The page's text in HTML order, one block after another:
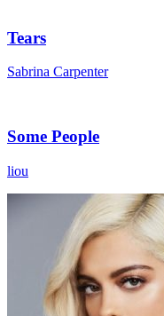
Tears
Sabrina Carpenter
Some People
liou